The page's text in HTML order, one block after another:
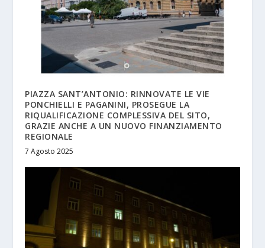
PIAZZA SANT’ANTONIO: RINNOVATE LE VIE
PONCHIELLI E PAGANINI, PROSEGUE LA
RIQUALIFICAZIONE COMPLESSIVA DEL SITO,
GRAZIE ANCHE A UN NUOVO FINANZIAMENTO
REGIONALE
7 Agosto 2025